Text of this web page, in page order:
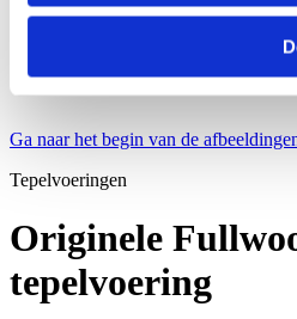
Ga naar het begin van de
Tepelvoeringen
Originele
tepelvoering